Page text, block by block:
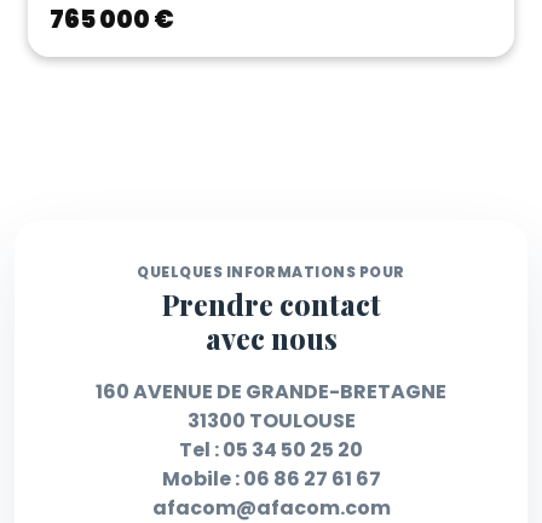
765 000 €
QUELQUES INFORMATIONS POUR
Prendre contact
avec nous
160 AVENUE DE GRANDE-BRETAGNE
31300 TOULOUSE
Tel :05 34 50 25 20
Mobile :06 86 27 61 67
afacom@afacom.com